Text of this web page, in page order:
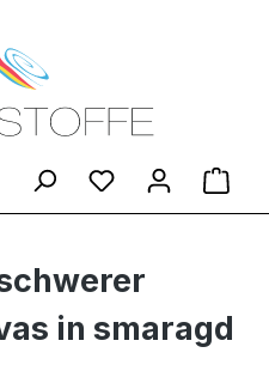
Du hast 0
in smaragd